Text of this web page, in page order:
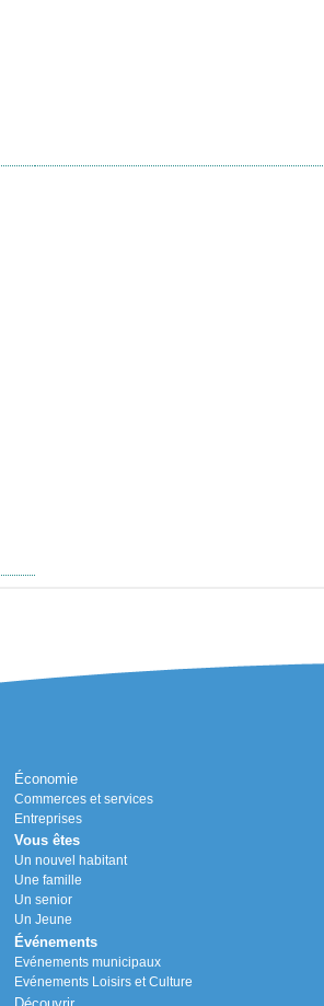
Économie
Commerces et services
Entreprises
Vous êtes
Un nouvel habitant
Une famille
Un senior
Un Jeune
Événements
Evénements municipaux
Evénements Loisirs et Culture